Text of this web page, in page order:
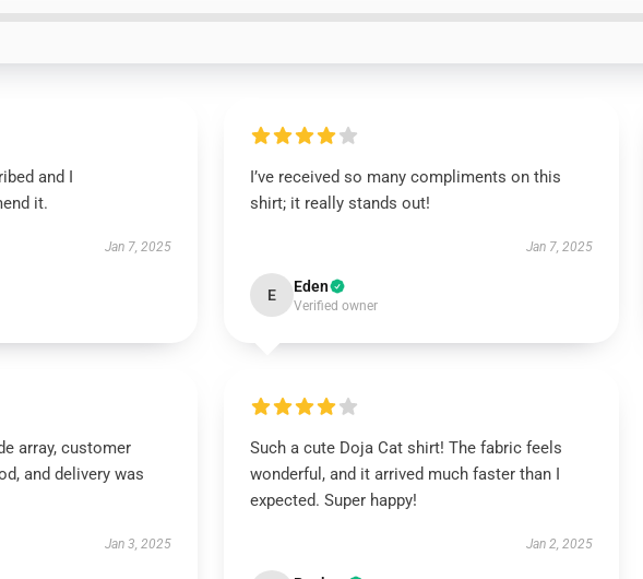
and I
it.
Jan 7, 2025
I’ve received so many compliments on this
shirt; it really stands out!
Jan 7, 2025
E Eden
Verified owner
array, customer
and delivery was
Jan 3, 2025
Such a cute Doja Cat shirt! The fabric feels
wonderful, and it arrived much faster than I
expected. Super happy!
Jan 2, 2025